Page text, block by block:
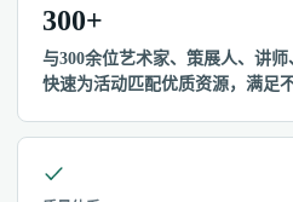
300+
与300余位艺术家、策展人、讲
快速为活动匹配优质资源，满足